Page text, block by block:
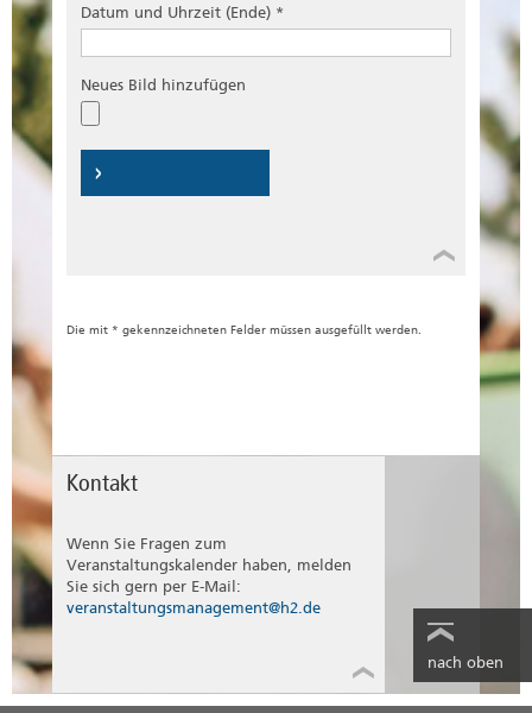
Datum und Uhrzeit (Ende) *
Neues Bild hinzufügen
Die mit * gekennzeichneten Felder müssen ausgefüllt werden.
Kontakt
Wenn Sie Fragen zum
Veranstaltungskalender haben, melden
Sie sich gern per E-Mail:
veranstaltungsmanagement@h2.de
nach oben